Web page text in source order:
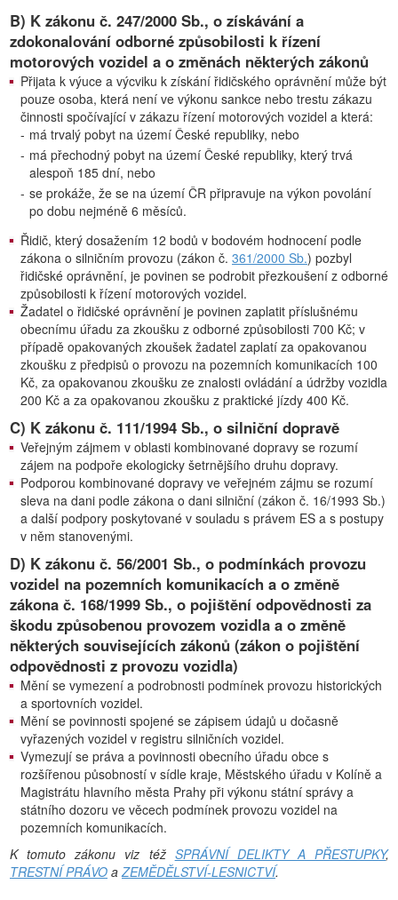
B) K zákonu č. 247/2000 Sb., o získávání a
zdokonalování odborné způsobilosti k řízení
motorových vozidel a o změnách některých zákonů
Přijata k výuce a výcviku k získání řidičského oprávnění může být
pouze osoba, která není ve výkonu sankce nebo trestu zákazu
činnosti spočívající v zákazu řízení motorových vozidel a která:
- má trvalý pobyt na území České republiky, nebo
- má přechodný pobyt na území České republiky, který trvá
alespoň 185 dní, nebo
- se prokáže, že se na území ČR připravuje na výkon povolání
po dobu nejméně 6 měsíců.
Řidič, který dosažením 12 bodů v bodovém hodnocení podle
zákona o silničním provozu (zákon č. 361/2000 Sb.) pozbyl
řidičské oprávnění, je povinen se podrobit přezkoušení z odborné
způsobilosti k řízení motorových vozidel.
Žadatel o řidičské oprávnění je povinen zaplatit příslušnému
obecnímu úřadu za zkoušku z odborné způsobilosti 700 Kč; v
případě opakovaných zkoušek žadatel zaplatí za opakovanou
zkoušku z předpisů o provozu na pozemních komunikacích 100
Kč, za opakovanou zkoušku ze znalosti ovládání a údržby vozidla
200 Kč a za opakovanou zkoušku z praktické jízdy 400 Kč.
C) K zákonu č. 111/1994 Sb., o silniční dopravě
Veřejným zájmem v oblasti kombinované dopravy se rozumí
zájem na podpoře ekologicky šetrnějšího druhu dopravy.
Podporou kombinované dopravy ve veřejném zájmu se rozumí
sleva na dani podle zákona o dani silniční (zákon č. 16/1993 Sb.)
a další podpory poskytované v souladu s právem ES a s postupy
v něm stanovenými.
D) K zákonu č. 56/2001 Sb., o podmínkách provozu
vozidel na pozemních komunikacích a o změně
zákona č. 168/1999 Sb., o pojištění odpovědnosti za
škodu způsobenou provozem vozidla a o změně
některých souvisejících zákonů (zákon o pojištění
odpovědnosti z provozu vozidla)
Mění se vymezení a podrobnosti podmínek provozu historických
a sportovních vozidel.
Mění se povinnosti spojené se zápisem údajů u dočasně
vyřazených vozidel v registru silničních vozidel.
Vymezují se práva a povinnosti obecního úřadu obce s
rozšířenou působností v sídle kraje, Městského úřadu v Kolíně a
Magistrátu hlavního města Prahy při výkonu státní správy a
státního dozoru ve věcech podmínek provozu vozidel na
pozemních komunikacích.
K tomuto zákonu viz též SPRÁVNÍ DELIKTY A PŘESTUPKY,
TRESTNÍ PRÁVO aZEMĚDĚLSTVÍ-LESNICTVÍ.